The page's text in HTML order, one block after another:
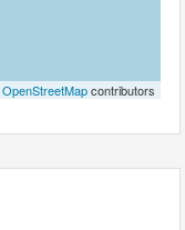
OpenStreetMapcontributors